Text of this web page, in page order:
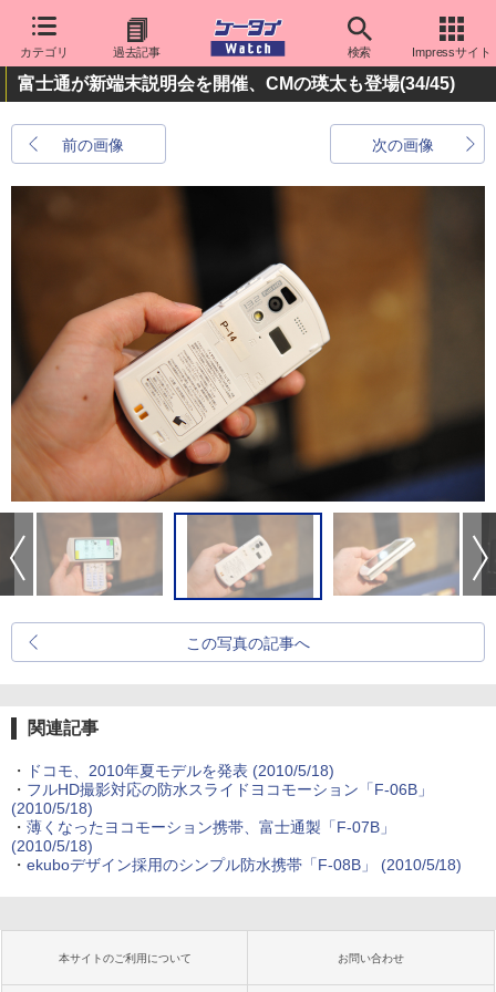
カテゴリ 過去記事 検索 Impressサイト
富士通が新端末説明会を開催、CMの瑛太も登場(34/45)
前の画像 次の画像
この写真の記事へ
関連記事
・ ドコモ、2010年夏モデルを発表 (2010/5/18)
・ フルHD撮影対応の防水スライドヨコモーション「F-06B」
(2010/5/18)
・ 薄くなったヨコモーション携帯、富士通製「F-07B」
(2010/5/18)
・ ekuboデザイン採用のシンプル防水携帯「F-08B」 (2010/5/18)
本サイトのご利用について お問い合わせ